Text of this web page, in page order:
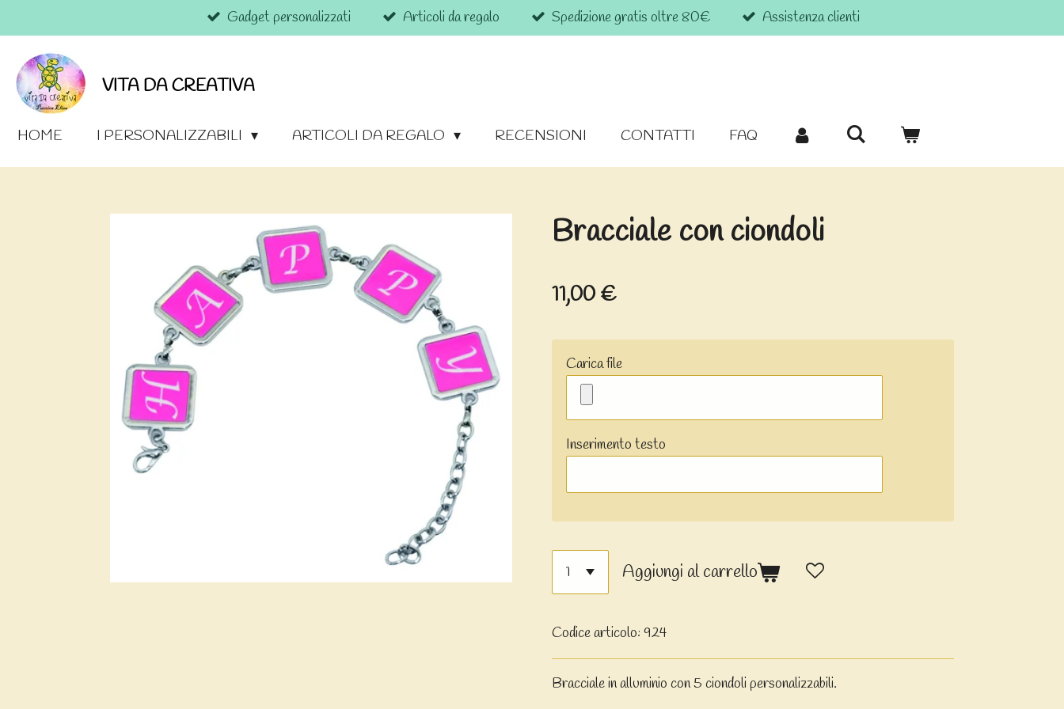
al
contenuto
principale
Gadget personalizzati Articoli da regalo Spedizione gratis oltre 80€ Assistenza clienti
VITA DA CREATIVA
HOME I PERSONALIZZABILI ARTICOLI DA REGALO RECENSIONI CONTATTI FAQ
Bracciale con ciondoli
11,00 €
Carica file
Inserimento testo
Aggiungi al carrello
Codice articolo: 924
Bracciale in alluminio con 5 ciondoli personalizzabili.